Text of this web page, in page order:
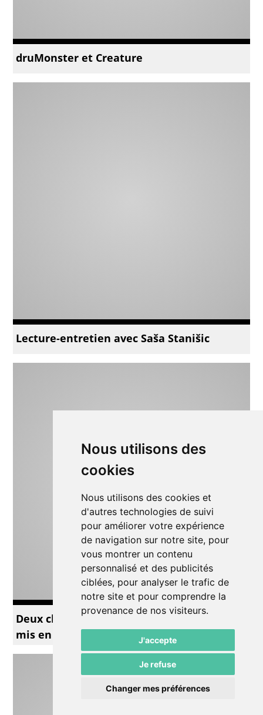
Nous utilisons des
cookies
Nous utilisons des cookies et
d'autres technologies de suivi
pour améliorer votre expérience
de navigation sur notre site, pour
vous montrer un contenu
personnalisé et des publicités
ciblées, pour analyser le trafic de
notre site et pour comprendre la
provenance de nos visiteurs.
J'accepte
Je refuse
Changer mes préférences
druMonster et Creature
Lecture-entretien avec Saša Stanišic
Deux classiques du cinéma d’épouvante
mis en musique live